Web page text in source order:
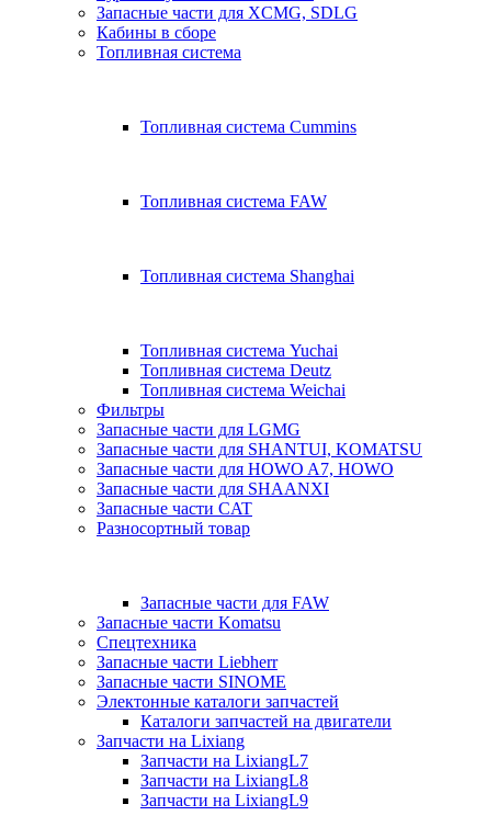
Запасные части для XCMG, SDLG
Кабины в сборе
Топливная система
Топливная система Cummins
Топливная система FAW
Топливная система Shanghai
Топливная система Yuchai
Топливная система Deutz
Топливная система Weichai
Фильтры
Запасные части для LGMG
Запасные части для SHANTUI, KOMATSU
Запасные части для HOWO A7, HOWO
Запасные части для SHAANXI
Запасные части CAT
Разносортный товар
Запасные части для FAW
Запасные части Komatsu
Спецтехника
Запасные части Liebherr
Запасные части SINOME
Электонные каталоги запчастей
Каталоги запчастей на двигатели
Запчасти на Lixiang
Запчасти на LixiangL7
Запчасти на LixiangL8
Запчасти на LixiangL9